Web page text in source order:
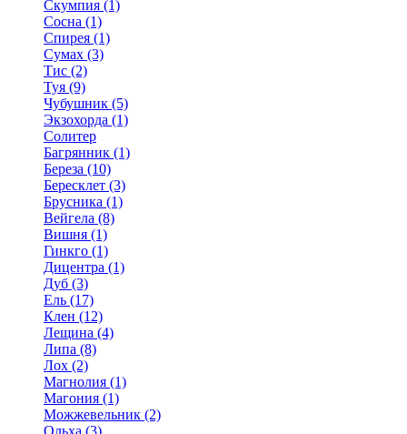
Скумпия (1)
Сосна (1)
Спирея (1)
Сумах (3)
Тис (2)
Туя (9)
Чубушник (5)
Экзохорда (1)
Солитер
Багрянник (1)
Береза (10)
Бересклет (3)
Брусника (1)
Вейгела (8)
Вишня (1)
Гинкго (1)
Дицентра (1)
Дуб (3)
Ель (17)
Клен (12)
Лещина (4)
Липа (8)
Лох (2)
Магнолия (1)
Магония (1)
Можжевельник (2)
Ольха (3)